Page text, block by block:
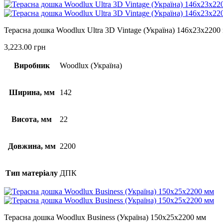
Терасна дошка Woodlux Ultra 3D Vintage (Україна)
3,223.00 грн
Виробник Woodlux (Україна)
Ширина, мм 142
Висота, мм 22
Довжина, мм 2200
Тип матеріалу ДПК
Терасна дошка Woodlux Business (Україна) 150х25х2200 мм